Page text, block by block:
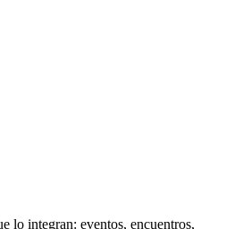
lo integran: eventos, encuentros,